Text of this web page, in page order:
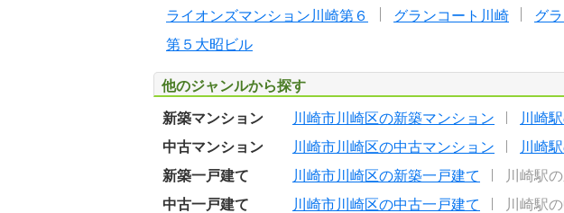
ライオンズマンション川崎第６
グランコート川崎 グ
第５大昭ビル
他のジャンルから探す
新築マンション 川崎市川崎区の新築マンション
川崎
中古マンション
川崎市川崎区の中古マンション
川崎
新築一戸建て
川崎市川崎区の新築一戸建て
川崎駅
中古一戸建て
川崎市川崎区の中古一戸建て
川崎駅